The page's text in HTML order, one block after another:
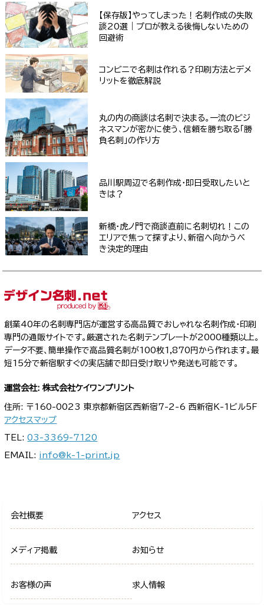
【保存版】やってしまった！名刺作成の失敗
談20選｜プロが教える後悔しないための
回避術
コンビニで名刺は作れる？印刷方法とデメ
リットを徹底解説
丸の内の商談は名刺で決まる。一流のビジ
ネスマンが密かに使う、信頼を勝ち取る「勝
負名刺」の作り方
品川駅周辺で名刺作成・即日受取したいと
きは？
新橋・虎ノ門で商談直前に名刺切れ！この
エリアで焦って探すより、新宿へ向かうべ
き決定的理由
創業40年の名刺専門店が運営する高品質でおしゃれな名刺作成・印刷
専門の通販サイトです。厳選された名刺テンプレートが2000種類以上。
データ不要、簡単操作で高品質名刺が100枚1,870円から作れます。最
短15分で新宿駅すぐの実店舗で即日受け取りや発送も可能です。
運営会社: 株式会社ケイワンプリント
住所: 〒160-0023 東京都新宿区西新宿7-2-6 西新宿K-1ビル5F
アクセスマップ
TEL:03-3369-7120
EMAIL: info@k-1-print.jp
会社概要 アクセス
メディア掲載 お知らせ
お客様の声 求人情報